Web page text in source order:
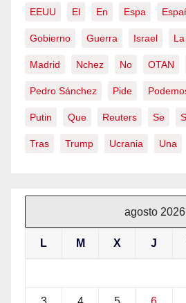
EEUU El En Espa
Gobierno Guerra Israel La
Madrid Nchez No OTAN
Pedro Sánchez Pide
Putin Que Reuters Se
Tras Trump Ucrania Una
agosto 2026
L M X J